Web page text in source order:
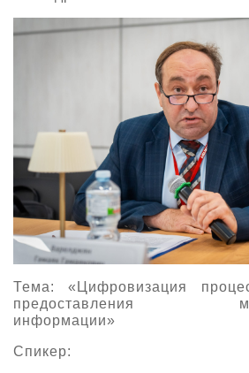
Тема: «Цифровизация
предоставления
информации»
Спикер: